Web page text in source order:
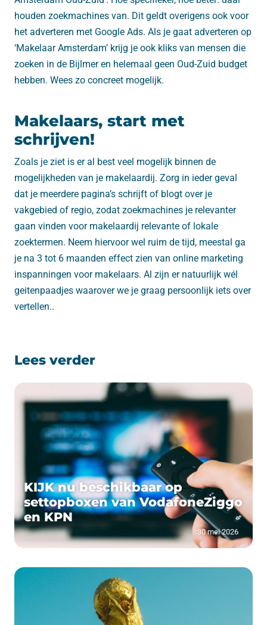
houden zoekmachines van. Dit geldt overigens ook voor
het adverteren met Google Ads. Als je gaat adverteren op
‘Makelaar Amsterdam’ krijg je ook kliks van mensen die
zoeken in de Bijlmer en helemaal geen Oud-Zuid budget
hebben. Wees zo concreet mogelijk.
Makelaars, start met
schrijven!
Zoals je ziet is er al best veel mogelijk binnen de
mogelijkheden van je makelaardij. Zorg in ieder geval
dat je meerdere pagina’s schrijft of blogt over je
vakgebied of regio, zodat zoekmachines je relevanter
gaan vinden voor makelaardij relevante of lokale
zoektermen. Neem hiervoor wel ruim de tijd, meestal ga
je na 3 tot 6 maanden effect zien van online marketing
inspanningen voor makelaars. Al zijn er natuurlijk wél
geitenpaadjes waarover we je graag persoonlijk iets over
vertellen..
Lees verder
KIJK nu beschikbaar op
settopboxen van VodafoneZiggo
en KPN
30 mei 2026